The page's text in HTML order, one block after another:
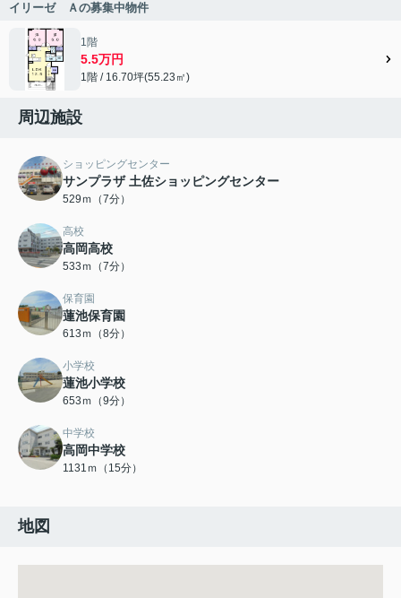
イリーゼ Ａの募集中物件
1階
5.5万円
1階 / 16.70坪(55.23㎡)
周辺施設
ショッピングセンター
サンプラザ 土佐ショッピングセンター
529ｍ（7分）
高校
高岡高校
533ｍ（7分）
保育園
蓮池保育園
613ｍ（8分）
小学校
蓮池小学校
653ｍ（9分）
中学校
高岡中学校
1131ｍ（15分）
地図